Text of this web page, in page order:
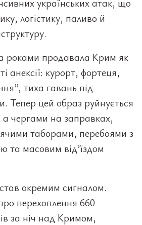
українських атак, що
логістику, паливо й
роками продавала Крим як
анексії: курорт, фортеця,
тиха гавань під
Тепер цей образ руйнується
чергами на заправках,
таборами, перебоями з
та масовим від’їздом
окремим сигналом.
перехоплення 660
за ніч над Кримом,